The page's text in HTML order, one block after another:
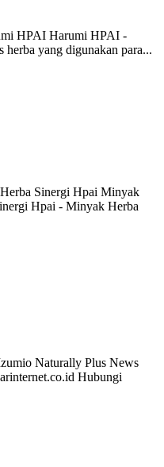
HPAI Harumi HPAI -
yang digunakan para...
Sinergi Hpai Minyak
Hpai - Minyak Herba
Naturally Plus News
Hubungi